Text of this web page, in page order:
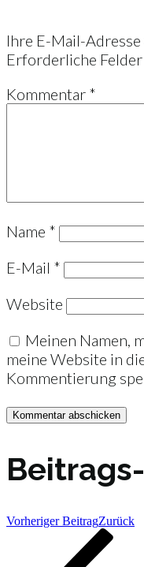
Ihre E-Mail-
Erforderliche
Kommentar *
Name *
E-Mail *
Website
Meinen Namen,
meine Website in
Kommentierung
Vorheriger BeitragZurück